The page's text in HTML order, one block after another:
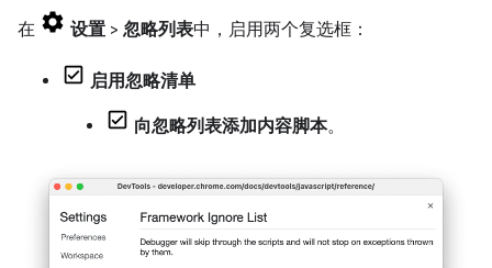
在 设置 > 忽略列表中，启用两个复选框：
启用忽略清单
向忽略列表添加内容脚本。